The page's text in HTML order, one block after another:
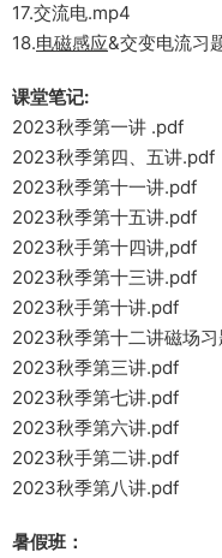
17.交流电.mp4
18.电磁感应&交变电流
课堂笔记:
2023秋季第一讲 .pdf
2023秋季第四、五讲.pdf
2023秋季第十一讲.pdf
2023秋季第十五讲.pdf
2023秋手第十四讲,pdf
2023秋季第十三讲.pdf
2023秋手第十讲.pdf
2023秋季第十二讲磁场
2023秋季第三讲.pdf
2023秋季第七讲.pdf
2023秋季第六讲.pdf
2023秋手第二讲.pdf
2023秋季第八讲.pdf
暑假班：